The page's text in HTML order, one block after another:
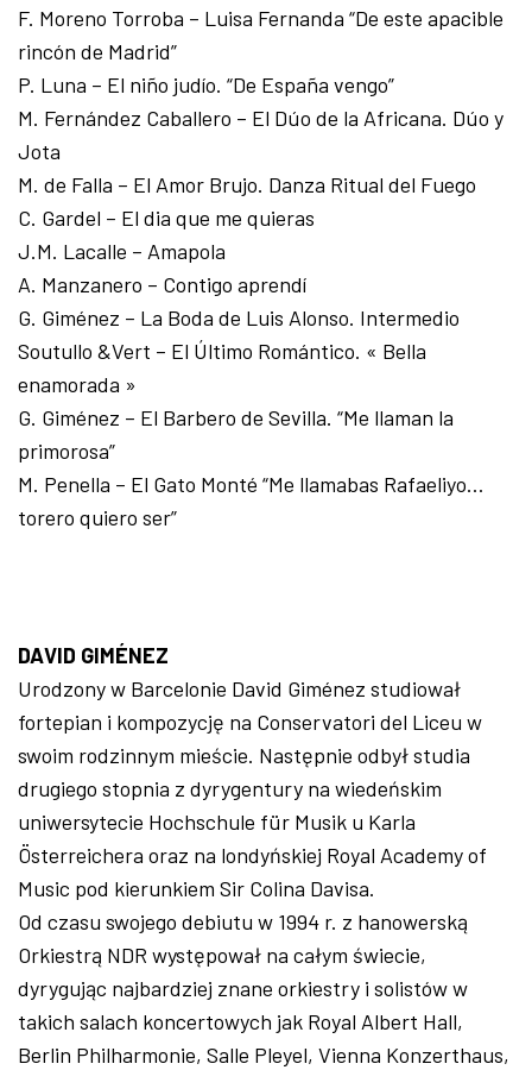
F. Moreno Torroba – Luisa Fernanda “De este apacible
rincón de Madrid”
P. Luna – El niño judío. “De España vengo”
M. Fernández Caballero – El Dúo de la Africana. Dúo y
Jota
M. de Falla – El Amor Brujo. Danza Ritual del Fuego
C. Gardel – El dia que me quieras
J.M. Lacalle – Amapola
A. Manzanero – Contigo aprendí
G. Giménez – La Boda de Luis Alonso. Intermedio
Soutullo &Vert – El Último Romántico. « Bella
enamorada »
G. Giménez – El Barbero de Sevilla. “Me llaman la
primorosa”
M. Penella – El Gato Monté “Me llamabas Rafaeliyo…
torero quiero ser”
DAVID GIMÉNEZ
Urodzony w Barcelonie David Giménez studiował
fortepian i kompozycję na Conservatori del Liceu w
swoim rodzinnym mieście. Następnie odbył studia
drugiego stopnia z dyrygentury na wiedeńskim
uniwersytecie Hochschule für Musik u Karla
Österreichera oraz na londyńskiej Royal Academy of
Music pod kierunkiem Sir Colina Davisa.
Od czasu swojego debiutu w 1994 r. z hanowerską
Orkiestrą NDR występował na całym świecie,
dyrygując najbardziej znane orkiestry i solistów w
takich salach koncertowych jak Royal Albert Hall,
Berlin Philharmonie, Salle Pleyel, Vienna Konzerthaus,